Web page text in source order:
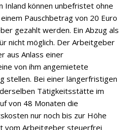
Inland können unbefristet ohne
Pauschbetrag von 20 Euro
gezahlt werden. Ein Abzug als
nicht möglich. Der Arbeitgeber
aus Anlass einer
von ihm angemietete
stellen. Bei einer längerfristigen
Tätigkeitsstätte im
von 48 Monaten die
nur noch bis zur Höhe
vom Arbeitgeber steuerfrei